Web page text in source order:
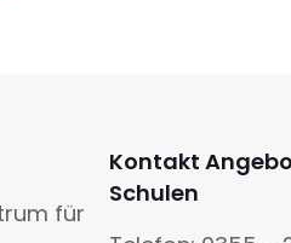
für
Kontakt
Schulen